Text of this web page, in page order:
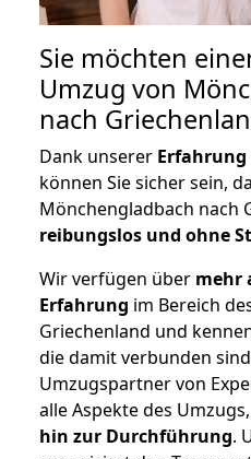
Sie möchten
Umzug von
nach
Dank unserer Erfahrung
können Sie sicher sein,
Mönchengladbach nach
reibungslos und ohne
Wir verfügen über mehr
Erfahrung im Bereich
Griechenland und
die damit verbunden
Umzugspartner von
alle Aspekte des Umzugs,
hin zur Durchführung.